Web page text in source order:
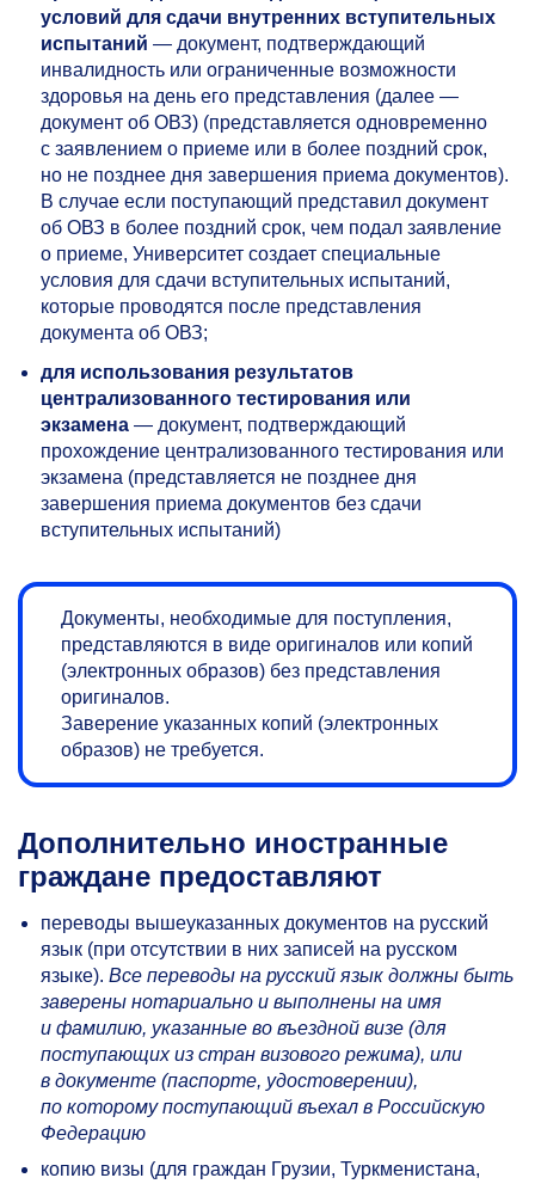
условий для сдачи внутренних вступительных
испытаний — документ, подтверждающий
инвалидность или ограниченные возможности
здоровья на день его представления (далее —
документ об ОВЗ) (представляется одновременно
с заявлением о приеме или в более поздний срок,
но не позднее дня завершения приема документов).
В случае если поступающий представил документ
об ОВЗ в более поздний срок, чем подал заявление
о приеме, Университет создает специальные
условия для сдачи вступительных испытаний,
которые проводятся после представления
документа об ОВЗ;
для использования результатов
централизованного тестирования или
экзамена — документ, подтверждающий
прохождение централизованного тестирования или
экзамена (представляется не позднее дня
завершения приема документов без сдачи
вступительных испытаний)
Документы, необходимые для поступления,
представляются в виде оригиналов или копий
(электронных образов) без представления
оригиналов.
Заверение указанных копий (электронных
образов) не требуется.
Дополнительно иностранные
граждане предоставляют
переводы вышеуказанных документов на русский
язык (при отсутствии в них записей на русском
языке).Все переводы на русский язык должны быть
заверены нотариально и выполнены на имя
и фамилию, указанные во въездной визе (для
поступающих из стран визового режима), или
в документе (паспорте, удостоверении),
по которому поступающий въехал в Российскую
Федерацию
копию визы (для граждан Грузии, Туркменистана,